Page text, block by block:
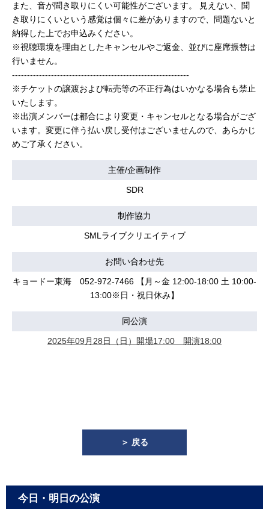
また、音が聞き取りにくい可能性がございます。 見えない、聞
き取りにくいという感覚は個々に差がありますので、問題ないと
納得した上でお申込みください。
※視聴環境を理由としたキャンセルやご返金、並びに座席振替は
行いません。
-----------------------------------------------------------
※チケットの譲渡および転売等の不正行為はいかなる場合も禁止
いたします。
※出演メンバーは都合により変更・キャンセルとなる場合がござ
います。変更に伴う払い戻し受付はございませんので、あらかじ
めご了承ください。
主催/企画制作
SDR
制作協力
SMLライブクリエイティブ
お問い合わせ先
キョードー東海 052-972-7466 【月～金 12:00-18:00 土 10:00-
13:00※日・祝日休み】
同公演
2025年09月28日（日）開場17:00 開演18:00
＞ 戻る
今日・明日の公演